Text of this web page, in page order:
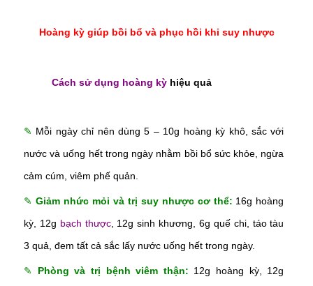
Hoàng kỳ giúp bồi bổ và phục hồi khi suy nhược
Cách sử dụng hoàng kỳ hiệu quả
✎ Mỗi ngày chỉ nên dùng 5 – 10g hoàng kỳ khô, sắc với
nước và uống hết trong ngày nhằm bồi bổ sức khỏe, ngừa
cảm cúm, viêm phế quản.
✎ Giảm nhức mỏi và trị suy nhược cơ thể: 16g hoàng
kỳ, 12g bạch thược, 12g sinh khương, 6g quế chi, táo tàu
3 quả, đem tất cả sắc lấy nước uống hết trong ngày.
✎ Phòng và trị bệnh viêm thận: 12g hoàng kỳ, 12g